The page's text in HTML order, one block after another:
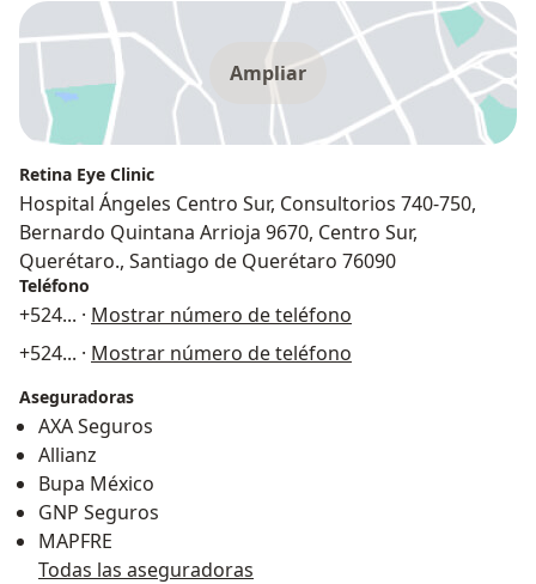
Ampliar
Retina Eye Clinic
Hospital Ángeles Centro Sur, Consultorios 740-750,
Bernardo Quintana Arrioja 9670, Centro Sur,
Querétaro., Santiago de Querétaro 76090
Teléfono
+524... · Mostrar número de teléfono
+524... · Mostrar número de teléfono
Aseguradoras
AXA Seguros
Allianz
Bupa México
GNP Seguros
MAPFRE
Todas las aseguradoras